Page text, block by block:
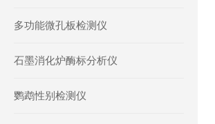
多功能微孔板检测仪
石墨消化炉酶标分析仪
鹦鹉性别检测仪